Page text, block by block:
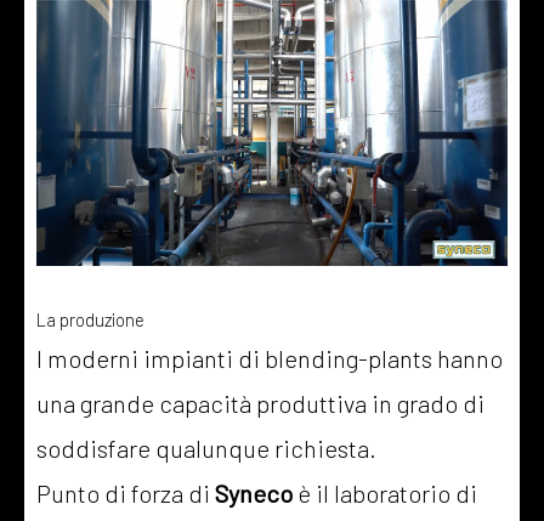
La produzione
I moderni impianti di blending-plants hanno
una grande capacità produttiva in grado di
soddisfare qualunque richiesta.
Punto di forza di Syneco è il laboratorio di